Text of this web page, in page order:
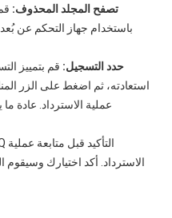
تصفح المجلد المحذوف:
باستخدام جهاز التحكم عن
حدد التسجيل: قم بتمييز
استعادته، ثم اضغط على الزر
عملية الاسترداد. عادة ما
الاسترداد. أكد اختيارك